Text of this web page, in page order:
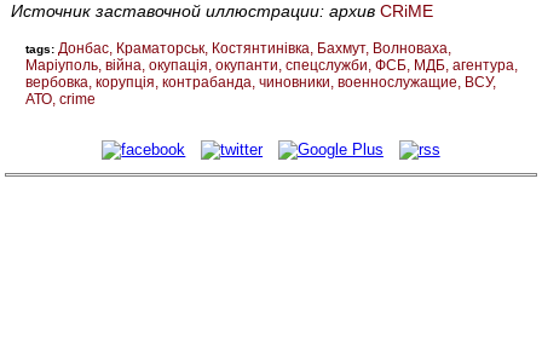
Источник заставочной иллюстрации: архив CRiMЕ
tags:Донбас Краматорськ Костянтинівка Бахмут Волноваха
Маріуполь війна окупація окупанти спецслужби ФСБ МДБ агентура
вербовка корупція контрабанда чиновники военнослужащие
ВСУ
АТО crime